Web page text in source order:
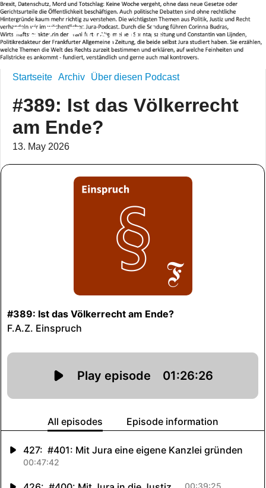
F.A.Z. Einspruch
Startseite Archiv Über diesen Podcast
#389: Ist das Völkerrecht
am Ende?
13. May 2026